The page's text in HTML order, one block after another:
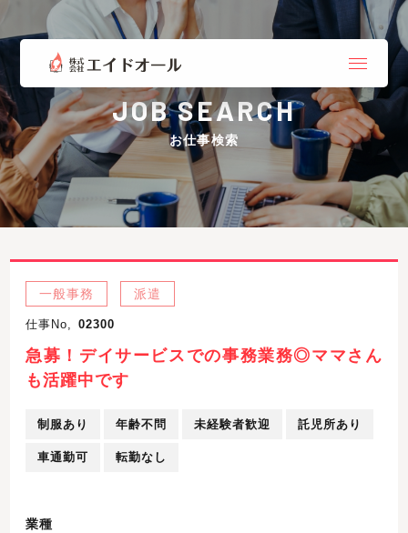
JOB SEARCH
お仕事検索
一般事務 派遣
仕事No, 02300
急募！デイサービスでの事務業務◎ママさん
も活躍中です
制服あり 年齢不問 未経験者歓迎 託児所あり
車通勤可 転勤なし
業種